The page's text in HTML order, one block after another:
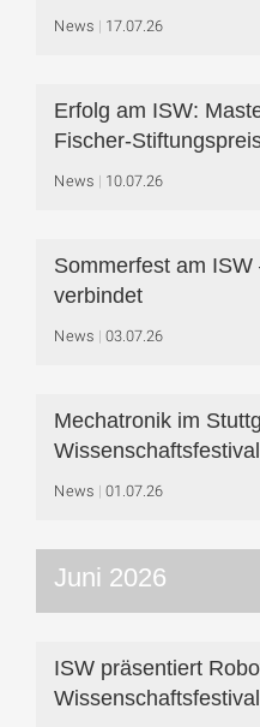
News 17.07.26
Erfolg am ISW:
Fischer-
News 10.07.26
Sommerfest am
verbindet
News 03.07.26
Mechatronik im
Wissenschaftsfestival
News 01.07.26
Juni 2026
ISW präsentiert
Wissenschaftsfestival